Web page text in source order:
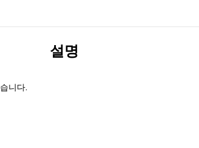
설명
니다.